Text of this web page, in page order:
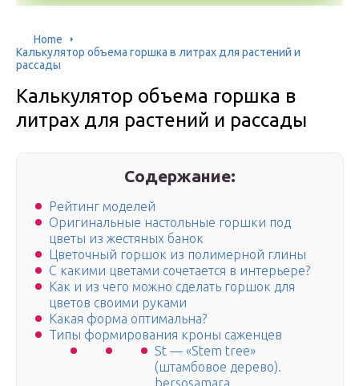
Home
Калькулятор объема горшка в литрах для растений и
рассады
Калькулятор объема горшка в
литрах для растений и рассады
Содержание:
Рейтинг моделей
Оригинальные настольные горшки под
цветы из жестяных банок
Цветочный горшок из полимерной глины
С какими цветами сочетается в интерьере?
Как и из чего можно сделать горшок для
цветов своими руками
Какая форма оптимальна?
Типы формирования кроны саженцев
St — «Stem tree»
(штамбовое дерево).
bersosamara